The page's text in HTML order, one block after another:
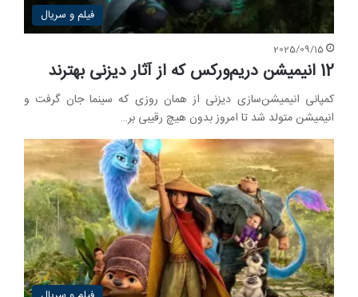
فیلم و سریال
2025/09/15
12 انیمیشن دریم‌ورکس که از آثار دیزنی بهترند
کمپانی انیمیشن‌سازی دیزنی از همان روزی که سینما جان گرفت و
انیمیشن متولد شد تا امروز بدون هیچ رقیبی بر…